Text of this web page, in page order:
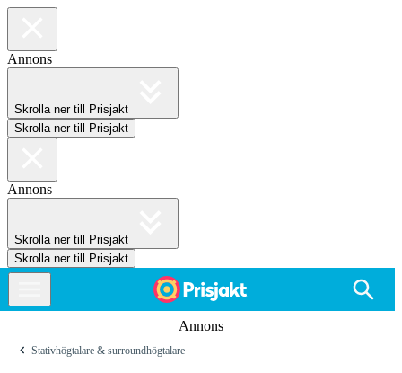
Annons
Skrolla ner till Prisjakt
Skrolla ner till Prisjakt
Annons
Skrolla ner till Prisjakt
Skrolla ner till Prisjakt
Annons
Stativhögtalare & surroundhögtalare